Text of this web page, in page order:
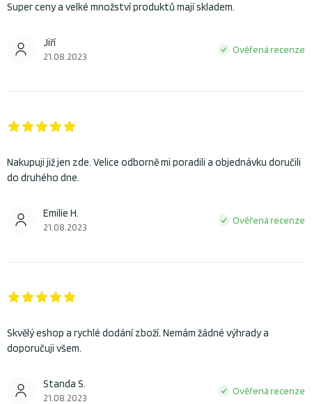
Super ceny a velké množství produktů mají skladem.
Jiří
21.08.2023
Ověřená recenze
Nakupuji již jen zde. Velice odborně mi poradili a objednávku doručili
do druhého dne.
Emilie H.
21.08.2023
Ověřená recenze
Skvělý eshop a rychlé dodání zboží. Nemám žádné výhrady a
doporučuji všem.
Standa S.
21.08.2023
Ověřená recenze